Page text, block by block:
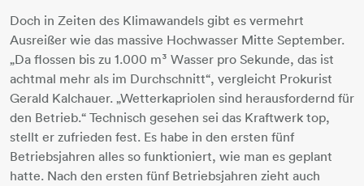
Doch in Zeiten des Klimawandels gibt es vermehrt
Ausreißer wie das massive Hochwasser Mitte September.
„Da flossen bis zu 1.000 m³ Wasser pro Sekunde, das ist
achtmal mehr als im Durchschnitt“, vergleicht Prokurist
Gerald Kalchauer. „Wetterkapriolen sind herausfordernd für
den Betrieb.“ Technisch gesehen sei das Kraftwerk top,
stellt er zufrieden fest. Es habe in den ersten fünf
Betriebsjahren alles so funktioniert, wie man es geplant
hatte. Nach den ersten fünf Betriebsjahren zieht auch